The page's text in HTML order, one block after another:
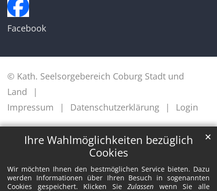
Ihre Wahlmöglichkeiten bezüglich
Cookies
Wir möchten Ihnen den bestmöglichen Service bieten. Dazu
werden Informationen über Ihren Besuch in sogenannten
Cookies gespeichert. Klicken SieZulassen wenn Sie alle
✕
Facebook
© Kath. Seelsorgebereich Coburg Stadt und
Land
Impressum
Datenschutzerklärung Login